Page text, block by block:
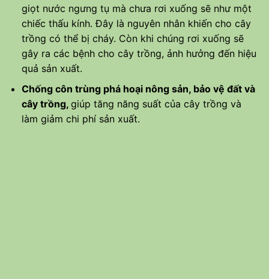
giọt nước ngưng tụ mà chưa rơi xuống sẽ như một
chiếc thấu kính. Đây là nguyên nhân khiến cho cây
trồng có thể bị cháy. Còn khi chúng rơi xuống sẽ
gây ra các bệnh cho cây trồng, ảnh hưởng đến hiệu
quả sản xuất.
Chống côn trùng phá hoại nông sản, bảo vệ đất và
cây trồng, giúp tăng năng suất của cây trồng và
làm giảm chi phí sản xuất.